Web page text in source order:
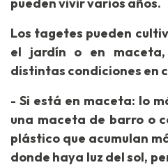
pueden vivir varios años.
Los tagetes pueden
el jardín o en maceta,
distintas condiciones en
- Si está en maceta: lo
una maceta de barro o
plástico que acumulan
donde haya luz del sol,